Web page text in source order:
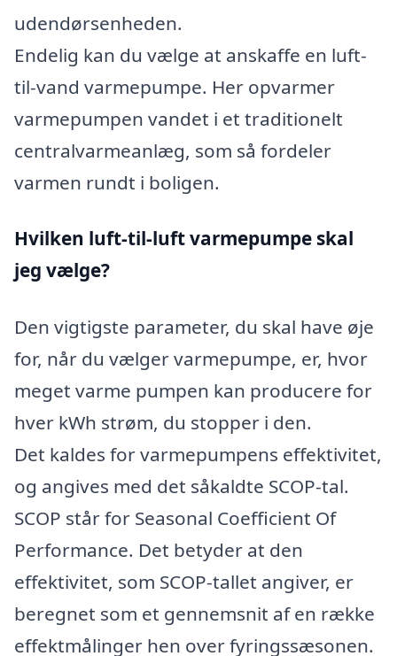
udendørsenheden.
Endelig kan du vælge at anskaffe en luft-
til-vand varmepumpe. Her opvarmer
varmepumpen vandet i et traditionelt
centralvarmeanlæg, som så fordeler
varmen rundt i boligen.
Hvilken luft-til-luft varmepumpe skal
jeg vælge?
Den vigtigste parameter, du skal have øje
for, når du vælger varmepumpe, er, hvor
meget varme pumpen kan producere for
hver kWh strøm, du stopper i den.
Det kaldes for varmepumpens effektivitet,
og angives med det såkaldte SCOP-tal.
SCOP står for Seasonal Coefficient Of
Performance. Det betyder at den
effektivitet, som SCOP-tallet angiver, er
beregnet som et gennemsnit af en række
effektmålinger hen over fyringssæsonen.